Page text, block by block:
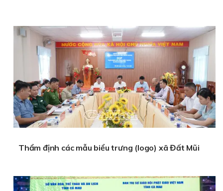
Thẩm định các mẫu biểu trưng (logo) xã Đất Mũi